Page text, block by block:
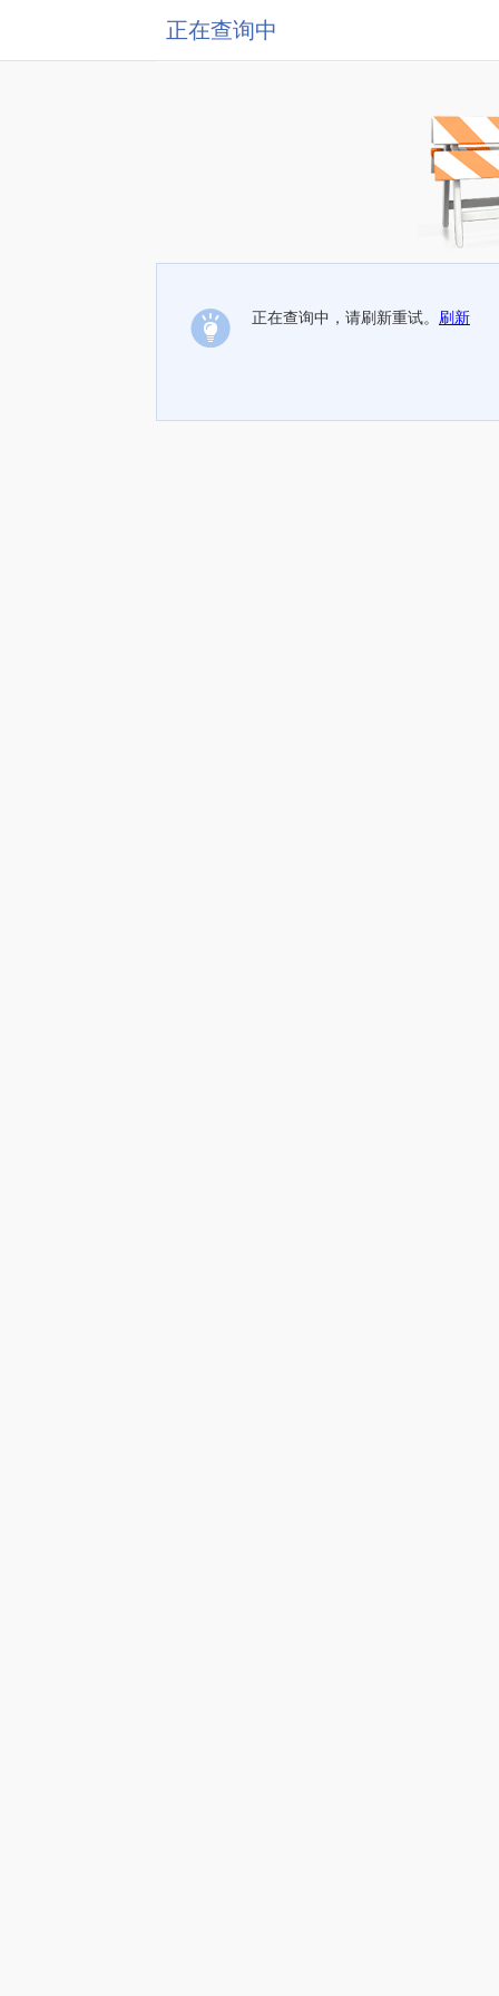
正在查询中
正在查询中，请刷新重试。 刷新